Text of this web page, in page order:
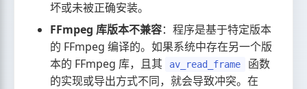
坏或未被正确安装。
FFmpeg 库版本不兼容：程序是基于特定版本
的 FFmpeg 编译的。如果系统中存在另一个版
本的 FFmpeg 库，且其
av_read_frame
函数
的实现或导出方式不同，就会导致冲突。在